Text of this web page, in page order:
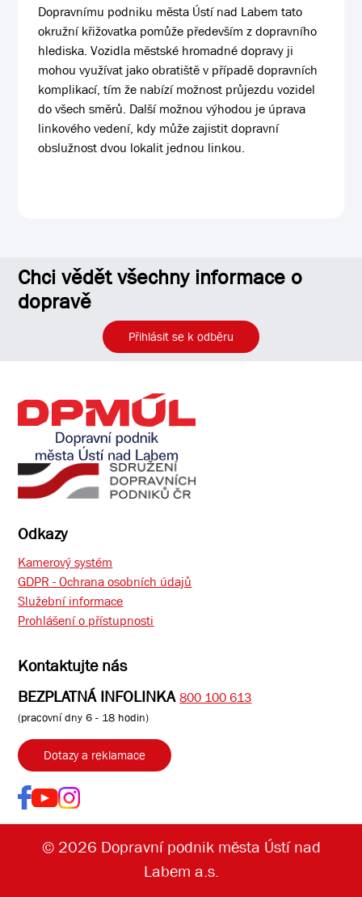
Dopravnímu podniku města Ústí nad Labem tato
okružní křižovatka pomůže především z dopravního
hlediska. Vozidla městské hromadné dopravy ji
mohou využívat jako obratiště v případě dopravních
komplikací, tím že nabízí možnost průjezdu vozidel
do všech směrů. Další možnou výhodou je úprava
linkového vedení, kdy může zajistit dopravní
obslužnost dvou lokalit jednou linkou.
Chci vědět všechny informace o
dopravě
Přihlásit se k odběru
Odkazy
Kamerový systém
GDPR - Ochrana osobních údajů
Služební informace
Prohlášení o přístupnosti
Kontaktujte nás
BEZPLATNÁ INFOLINKA 800 100 613
(pracovní dny 6 - 18 hodin)
Dotazy a reklamace
© 2026 Dopravní podnik města Ústí nad
Labem a.s.